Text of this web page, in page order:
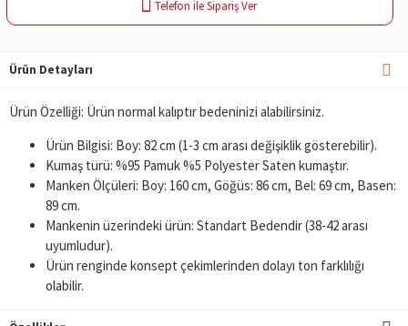
Telefon ile Sipariş Ver
Ürün Detayları
Ürün Özelliği: Ürün normal kalıptır bedeninizi alabilirsiniz.
Ürün Bilgisi: Boy: 82 cm (1-3 cm arası değişiklik gösterebilir).
Kumaş türü: %95 Pamuk %5 Polyester Saten kumaştır.
Manken Ölçüleri: Boy: 160 cm, Göğüs: 86 cm, Bel: 69 cm, Basen:
89 cm.
Mankenin üzerindeki ürün: Standart Bedendir (38-42 arası
uyumludur).
Ürün renginde konsept çekimlerinden dolayı ton farklılığı
olabilir.